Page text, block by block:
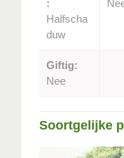
:
Halfscha
duw
Giftig:
Nee
Soortgelijke